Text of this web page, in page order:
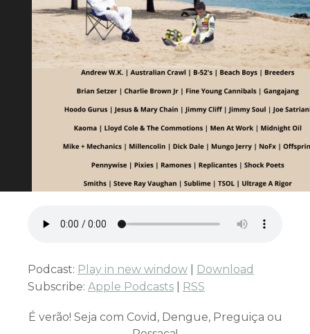
Podcast: Play in new window
Download
Subscribe: Apple Podcasts RSS
É verão! Seja com Covid, Dengue, Preguiça ou